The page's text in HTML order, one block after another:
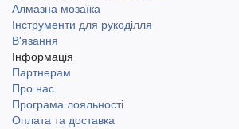
Алмазна мозаїка
Інструменти для рукоділля
В'язання
Інформація
Партнерам
Про нас
Програма лояльності
Оплата та доставка